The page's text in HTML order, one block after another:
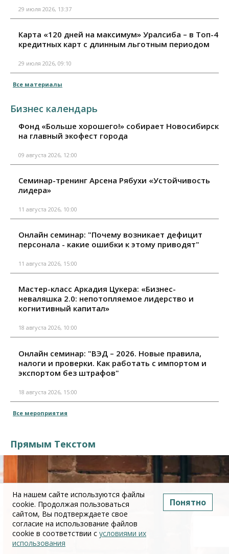
29 июля 2026, 13:37
Карта «120 дней на максимум» Уралсиба – в Топ-4
кредитных карт с длинным льготным периодом
29 июля 2026, 09:10
Все материалы
Бизнес календарь
Фонд «Больше хорошего!» собирает Новосибирск
на главный экофест города
09 августа 2026, 12:00
Семинар-тренинг Арсена Рябухи «Устойчивость
лидера»
11 августа 2026, 10:00
Онлайн семинар: "Почему возникает дефицит
персонала - какие ошибки к этому приводят"
11 августа 2026, 15:00
Мастер-класс Аркадия Цукера: «Бизнес-
неваляшка 2.0: непотопляемое лидерство и
когнитивный капитал»
18 августа 2026, 10:00
Онлайн семинар: "ВЭД – 2026. Новые правила,
налоги и проверки. Как работать с импортом и
экспортом без штрафов"
18 августа 2026, 15:00
Все мероприятия
Прямым Текстом
На нашем сайте используются файлы
cookie. Продолжая пользоваться
сайтом, Вы подтверждаете свое
согласие на использование файлов
cookie в соответствии с условиями их
использования
Понятно